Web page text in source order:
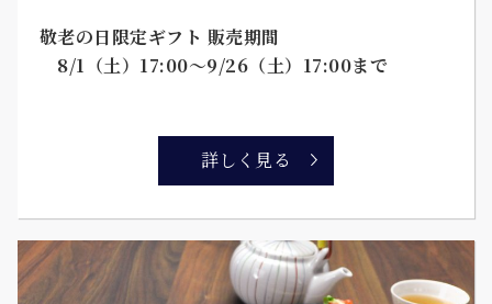
敬老の日限定ギフト 販売期間
8/1（土）17:00～9/26（土）17:00まで
詳しく見る